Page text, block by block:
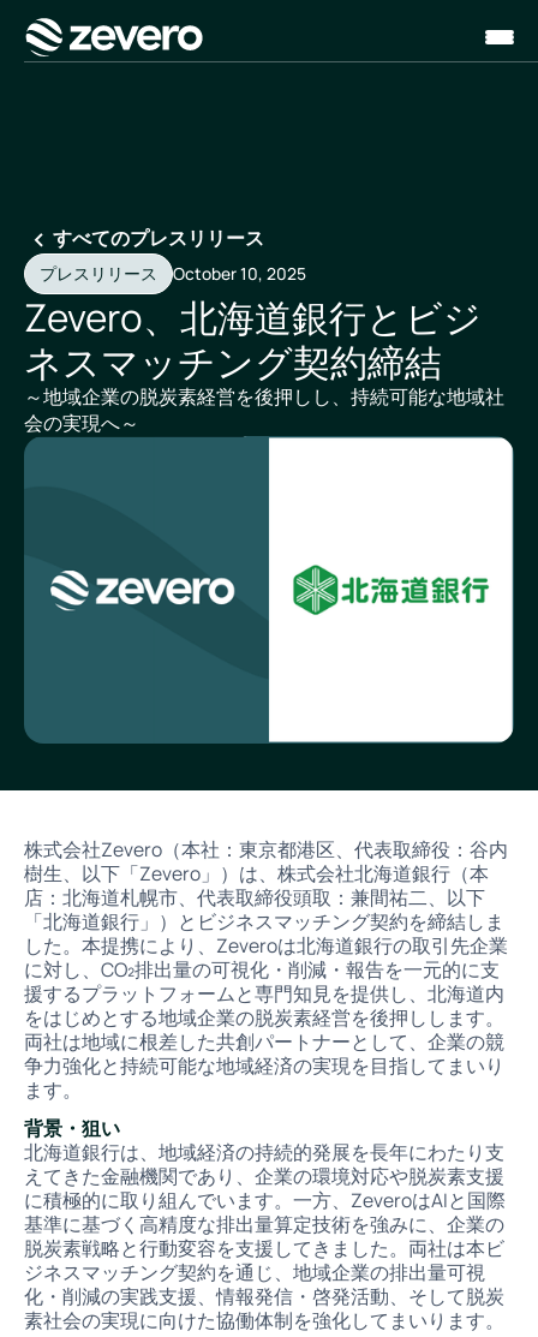
ホーム
すべてのプレスリリース
プレスリリース October 10, 2025
Zevero、北海道銀行とビジ
ネスマッチング契約締結
～地域企業の脱炭素経営を後押しし、持続可能な地域社
会の実現へ～
株式会社Zevero（本社：東京都港区、代表取締役：谷内
樹生、以下「Zevero」）は、株式会社北海道銀行（本
店：北海道札幌市、代表取締役頭取：兼間祐二、以下
「北海道銀行」）とビジネスマッチング契約を締結しま
した。本提携により、Zeveroは北海道銀行の取引先企業
に対し、CO₂排出量の可視化・削減・報告を一元的に支
援するプラットフォームと専門知見を提供し、北海道内
をはじめとする地域企業の脱炭素経営を後押しします。
両社は地域に根差した共創パートナーとして、企業の競
争力強化と持続可能な地域経済の実現を目指してまいり
ます。
背景・狙い
北海道銀行は、地域経済の持続的発展を長年にわたり支
えてきた金融機関であり、企業の環境対応や脱炭素支援
に積極的に取り組んでいます。一方、ZeveroはAIと国際
基準に基づく高精度な排出量算定技術を強みに、企業の
脱炭素戦略と行動変容を支援してきました。両社は本ビ
ジネスマッチング契約を通じ、地域企業の排出量可視
化・削減の実践支援、情報発信・啓発活動、そして脱炭
素社会の実現に向けた協働体制を強化してまいります。